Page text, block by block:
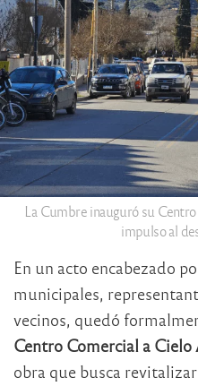
La Cumbre inauguró su
impulso al
En un acto encabezado
municipales,
vecinos, quedó
Centro Comercial a
obra que busca